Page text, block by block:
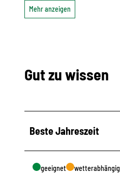
Mehr anzeigen
Gut zu wissen
Beste Jahreszeit
geeignet wetterabhängig